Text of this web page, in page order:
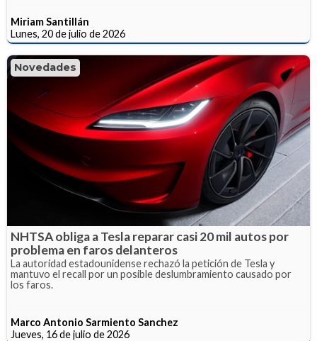
Miriam Santillán
Lunes, 20 de julio de 2026
Novedades
NHTSA obliga a Tesla reparar casi 20 mil autos por
problema en faros delanteros
La autoridad estadounidense rechazó la petición de Tesla y
mantuvo el recall por un posible deslumbramiento causado por
los faros.
Marco Antonio Sarmiento Sanchez
Jueves, 16 de julio de 2026